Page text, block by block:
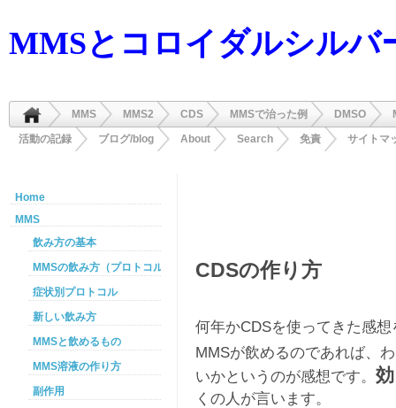
MMSとコロイダルシルバ
MMS MMS2 CDS MMSで治った例 DMSO
活動の記録
ブログ/blog About Search 免責 サイトマ
CDSの作り方
何年かCDSを使ってきた感
MMSが飲めるのであれば、
いかというのが感想です。
くの人が言います。
Home
MMS
飲み方の基本
MMSの飲み方（プロトコル）
症状別プロトコル
新しい飲み方
MMSと飲めるもの
MMS溶液の作り方
副作用